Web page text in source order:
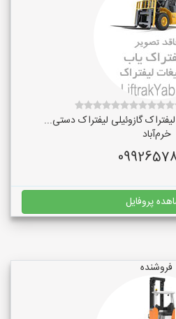
گازوئیلی لیفتراک دستی...
خرم‌آباد
پروفایل
فروشنده